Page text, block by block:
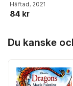
Häftad, 2021
84 kr
Du kanske